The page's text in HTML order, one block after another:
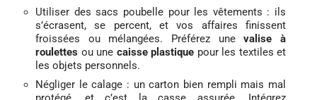
Utiliser des sacs poubelle pour les vêtements : ils
s’écrasent, se percent, et vos affaires finissent
froissées ou mélangées. Préférez unevalise à
roulettes ou une caisse plastique pour les textiles et
les objets personnels.
Négliger le calage : un carton bien rempli mais mal